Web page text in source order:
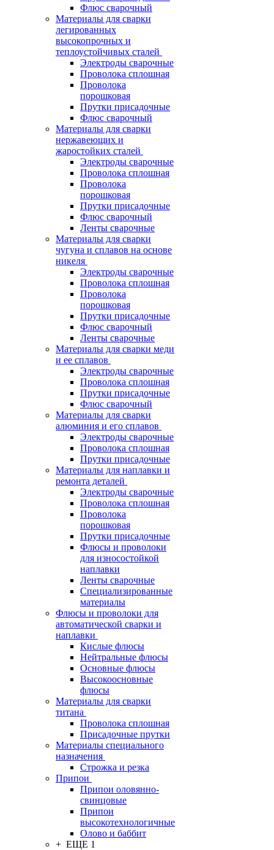
Флюс сварочный
Материалы для сварки
легированных
высокопрочных и
теплоустойчивых сталей
Электроды сварочные
Проволока сплошная
Проволока
порошковая
Прутки присадочные
Флюс сварочный
Материалы для сварки
нержавеющих и
жаростойких сталей
Электроды сварочные
Проволока сплошная
Проволока
порошковая
Прутки присадочные
Флюс сварочный
Ленты сварочные
Материалы для сварки
чугуна и сплавов на основе
никеля
Электроды сварочные
Проволока сплошная
Проволока
порошковая
Прутки присадочные
Флюс сварочный
Ленты сварочные
Материалы для сварки меди
и ее сплавов
Электроды сварочные
Проволока сплошная
Прутки присадочные
Флюс сварочный
Материалы для сварки
алюминия и его сплавов
Электроды сварочные
Проволока сплошная
Прутки присадочные
Материалы для наплавки и
ремонта деталей
Электроды сварочные
Проволока сплошная
Проволока
порошковая
Прутки присадочные
Флюсы и проволоки
для износостойкой
наплавки
Ленты сварочные
Специализированные
материалы
Флюсы и проволоки для
автоматической сварки и
наплавки
Кислые флюсы
Нейтральные флюсы
Основные флюсы
Высокоосновные
флюсы
Материалы для сварки
титана
Проволока сплошная
Присадочные прутки
Материалы специального
назначения
Строжка и резка
Припои
Припои оловянно-
свинцовые
Припои
высокотехнологичные
Олово и баббит
+ ЕЩЕ 1